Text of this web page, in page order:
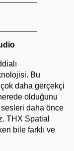
Bu
daha gerçekçi
olduğunu
daha önce
THX Spatial
bile farklı ve